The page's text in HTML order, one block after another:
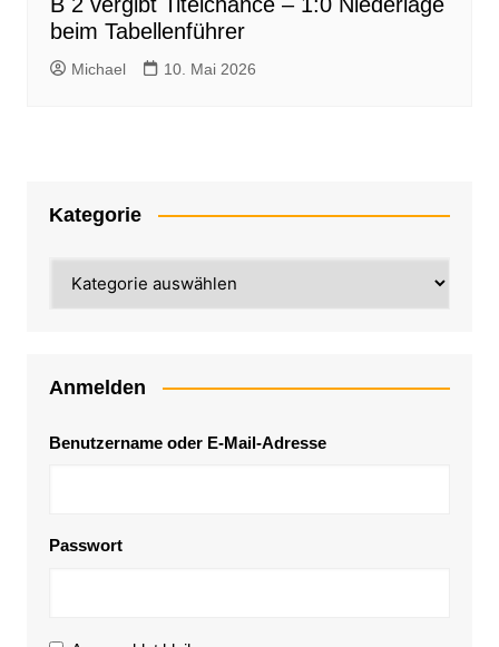
beim Tabellenführer
Michael 10. Mai 2026
Kategorie
Anmelden
Benutzername oder E-Mail-Adresse
Passwort